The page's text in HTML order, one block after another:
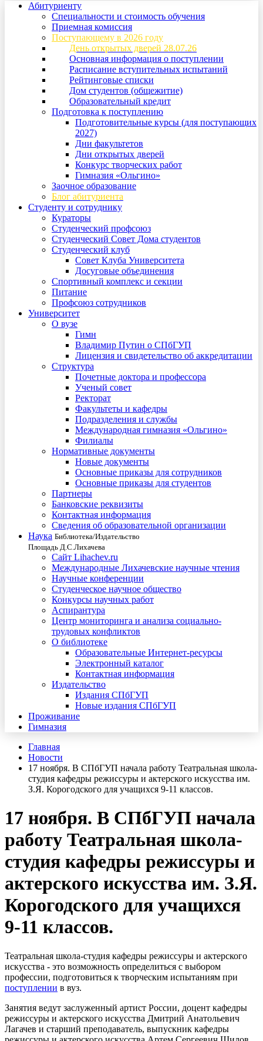
Абитуриенту
Специальности и стоимость обучения
Приемная комиссия
Поступающему в 2026 году
День открытых дверей 28.07.26
Основная информация о поступлении
Расписание вступительных испытаний
Рейтинговые списки
Дом студентов (общежитие)
Образовательный кредит
Подготовка к поступлению
Подготовительные курсы (для поступающих
2027)
Дни факультетов
Дни открытых дверей
Конкурс творческих работ
Гимназия «Ольгино»
Заочное образование
Блог абитуриента
Студенту и сотруднику
Кураторы
Студенческий профсоюз
Студенческий Совет Дома студентов
Студенческий клуб
Совет Клуба Университета
Досуговые объединения
Спортивный комплекс и секции
Питание
Профсоюз сотрудников
Университет
О вузе
Гимн
Владимир Путин о СПбГУП
Лицензия и свидетельство об аккредитации
Структура
Почетные доктора и профессора
Ученый совет
Ректорат
Факультеты и кафедры
Подразделения и службы
Международная гимназия «Ольгино»
Филиалы
Нормативные документы
Новые документы
Основные приказы для сотрудников
Основные приказы для студентов
Партнеры
Банковские реквизиты
Контактная информация
Сведения об образовательной организации
Наука Библиотека/Издательство
Площадь Д.С.Лихачева
Сайт Lihachev.ru
Международные Лихачевские научные чтения
Научные конференции
Студенческое научное общество
Конкурсы научных работ
Аспирантура
Центр мониторинга и анализа социально-
трудовых конфликтов
О библиотеке
Образовательные Интернет-ресурсы
Электронный каталог
Контактная информация
Издательство
Издания СПбГУП
Новые издания СПбГУП
Проживание
Гимназия
Главная
Новости
17 ноября. В СПбГУП начала работу Театральная школа-
студия кафедры режиссуры и актерского искусства им.
З.Я. Корогодского для учащихся 9-11 классов.
17 ноября. В СПбГУП начала
работу Театральная школа-
студия кафедры режиссуры и
актерского искусства им. З.Я.
Корогодского для учащихся
9-11 классов.
Театральная школа-студия кафедры режиссуры и актерского
искусства - это возможность определиться с выбором
профессии, подготовиться к творческим испытаниям при
поступлении в вуз.
Занятия ведут заслуженный артист России, доцент кафедры
режиссуры и актерского искусства Дмитрий Анатольевич
Лагачев и старший преподаватель, выпускник кафедры